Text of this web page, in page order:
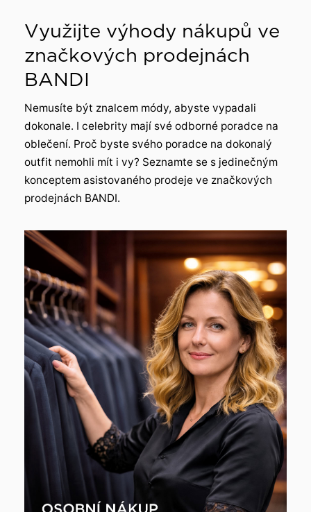
Využijte výhody nákupů ve
značkových prodejnách
BANDI
Nemusíte být znalcem módy, abyste vypadali
dokonale. I celebrity mají své odborné poradce na
oblečení. Proč byste svého poradce na dokonalý
outfit nemohli mít i vy? Seznamte se s jedinečným
konceptem asistovaného prodeje ve značkových
prodejnách BANDI.